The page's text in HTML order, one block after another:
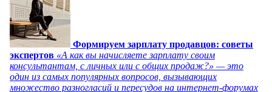
Формируем зарплату продавцов: советы
экспертов «А как вы начисляете зарплату своим
консультантам, с личных или с общих продаж?» — это
один из самых популярных вопросов, вызывающих
множество разногласий и пересудов на интернет-форумах